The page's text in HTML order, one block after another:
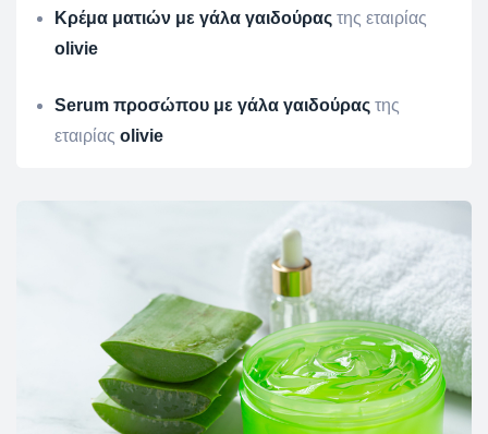
Κρέμα ματιών με γάλα γαιδούρας της εταιρίας
olivie
Serum προσώπου με γάλα γαιδούρας της
εταιρίας olivie